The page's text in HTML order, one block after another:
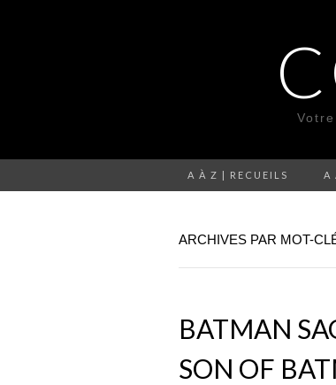
A À Z | RECUEILS A
ARCHIVES PAR MOT-
BATMAN
SON OF